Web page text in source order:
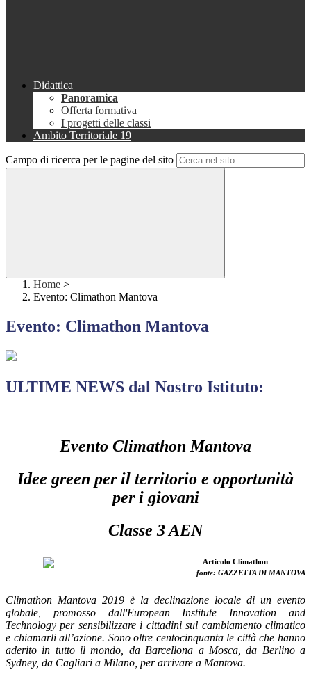
Didattica
Panoramica
Offerta formativa
I progetti delle classi
Ambito Territoriale 19
Campo di ricerca per le pagine del sito
Home >
Evento: Climathon Mantova
Evento: Climathon Mantova
ULTIME NEWS dal Nostro Istituto:
Evento Climathon Mantova
Idee green per il territorio e opportunità
per i giovani
Classe 3 AEN
fonte: GAZZETTA DI MANTOVA
Climathon Mantova 2019 è la declinazione locale di un evento
globale, promosso dall'European Institute Innovation and
Technology per sensibilizzare i cittadini sul cambiamento climatico
e chiamarli all’azione. Sono oltre centocinquanta le città che hanno
aderito in tutto il mondo, da Barcellona a Mosca, da Berlino a
Sydney, da Cagliari a Milano, per arrivare a Mantova.